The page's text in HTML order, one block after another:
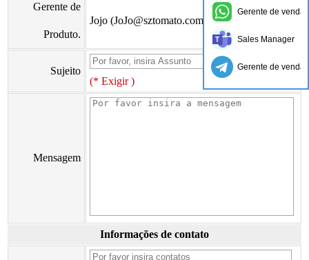
Gerente de
Produto.
Jojo (JoJo@sztomato.com)
Sujeito
(* Exigir )
Mensagem
Informações de contato
Gerente de vendas
Sales Manager
Gerente de vendas